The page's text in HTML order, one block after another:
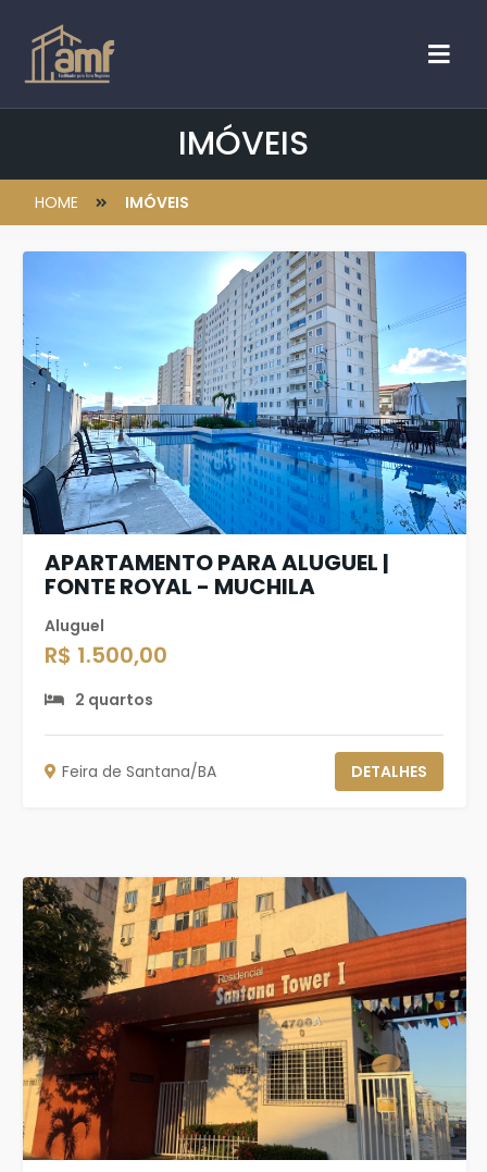
IMÓVEIS
HOME IMÓVEIS
APARTAMENTO PARA ALUGUEL |
FONTE ROYAL - MUCHILA
Aluguel
R$ 1.500,00
2 quartos
Feira de Santana/BA DETALHES